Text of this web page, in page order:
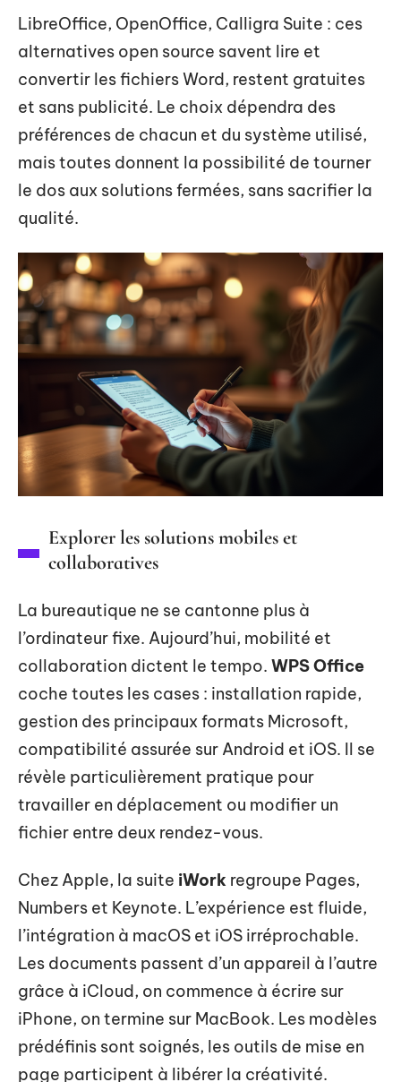
LibreOffice, OpenOffice, Calligra Suite : ces
alternatives open source savent lire et
convertir les fichiers Word, restent gratuites
et sans publicité. Le choix dépendra des
préférences de chacun et du système utilisé,
mais toutes donnent la possibilité de tourner
le dos aux solutions fermées, sans sacrifier la
qualité.
Explorer les solutions mobiles et
collaboratives
La bureautique ne se cantonne plus à
l’ordinateur fixe. Aujourd’hui, mobilité et
collaboration dictent le tempo. WPS Office
coche toutes les cases : installation rapide,
gestion des principaux formats Microsoft,
compatibilité assurée sur Android et iOS. Il se
révèle particulièrement pratique pour
travailler en déplacement ou modifier un
fichier entre deux rendez-vous.
Chez Apple, la suite iWork regroupe Pages,
Numbers et Keynote. L’expérience est fluide,
l’intégration à macOS et iOS irréprochable.
Les documents passent d’un appareil à l’autre
grâce à iCloud, on commence à écrire sur
iPhone, on termine sur MacBook. Les modèles
prédéfinis sont soignés, les outils de mise en
page participent à libérer la créativité.